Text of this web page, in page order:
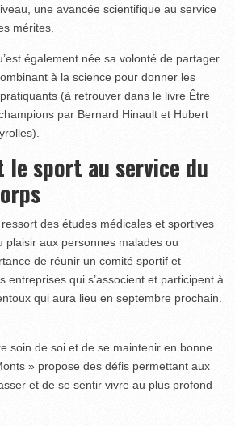
une avancée scientifique au service
mérites.
également née sa volonté de partager
à la science pour donner les
(à retrouver dans le livre Être
par Bernard Hinault et Hubert
le sport au service du
des études médicales et sportives
plaisir aux personnes malades ou
de réunir un comité sportif et
entreprises qui s’associent et participent à
qui aura lieu en septembre prochain.
soin de soi et de se maintenir en bonne
» propose des défis permettant aux
et de se sentir vivre au plus profond